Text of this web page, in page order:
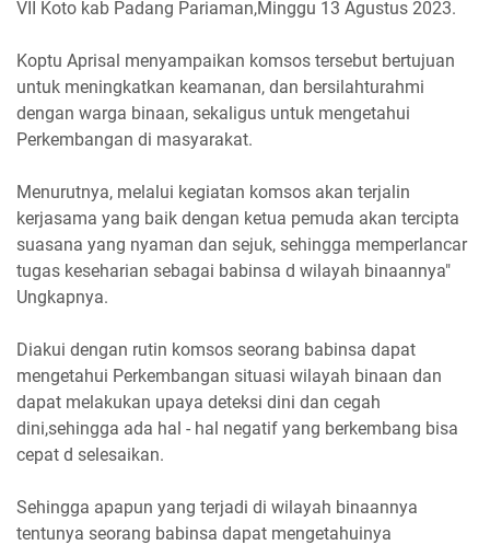
VII Koto kab Padang Pariaman,Minggu 13 Agustus 2023.
Koptu Aprisal menyampaikan komsos tersebut bertujuan
untuk meningkatkan keamanan, dan bersilahturahmi
dengan warga binaan, sekaligus untuk mengetahui
Perkembangan di masyarakat.
Menurutnya, melalui kegiatan komsos akan terjalin
kerjasama yang baik dengan ketua pemuda akan tercipta
suasana yang nyaman dan sejuk, sehingga memperlancar
tugas keseharian sebagai babinsa d wilayah binaannya"
Ungkapnya.
Diakui dengan rutin komsos seorang babinsa dapat
mengetahui Perkembangan situasi wilayah binaan dan
dapat melakukan upaya deteksi dini dan cegah
dini,sehingga ada hal - hal negatif yang berkembang bisa
cepat d selesaikan.
Sehingga apapun yang terjadi di wilayah binaannya
tentunya seorang babinsa dapat mengetahuinya